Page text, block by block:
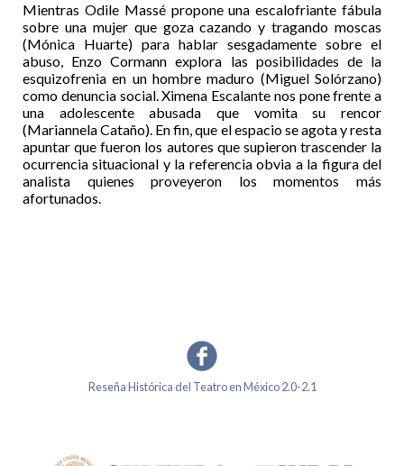
Mientras Odile Massé propone una escalofriante fábula
sobre una mujer que goza cazando y tragando moscas
(Mónica Huarte) para hablar sesgadamente sobre el
abuso, Enzo Cormann explora las posibilidades de la
esquizofrenia en un hombre maduro (Miguel Solórzano)
como denuncia social. Ximena Escalante nos pone frente a
una adolescente abusada que vomita su rencor
(Mariannela Cataño). En fin, que el espacio se agota y resta
apuntar que fueron los autores que supieron trascender la
ocurrencia situacional y la referencia obvia a la figura del
analista quienes proveyeron los momentos más
afortunados.
Reseña Histórica del Teatro en México 2.0-2.1